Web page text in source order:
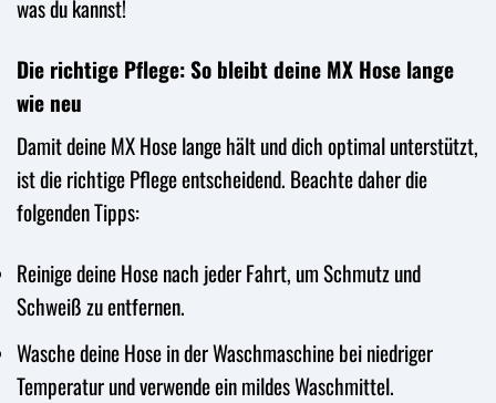
was du kannst!
Die richtige Pflege: So bleibt deine MX Hose lange
wie neu
Damit deine MX Hose lange hält und dich optimal unterstützt,
ist die richtige Pflege entscheidend. Beachte daher die
folgenden Tipps:
Reinige deine Hose nach jeder Fahrt, um Schmutz und
Schweiß zu entfernen.
Wasche deine Hose in der Waschmaschine bei niedriger
Temperatur und verwende ein mildes Waschmittel.